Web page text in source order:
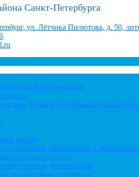
Санкт-Петербурга
ул. Лётчика Пилютова, д. 50,
организации
управления образовательной
состав
техническое обеспечение и
услуги
деятельность
для приема (перевода)